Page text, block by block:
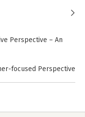
Perspective – An
focused Perspective